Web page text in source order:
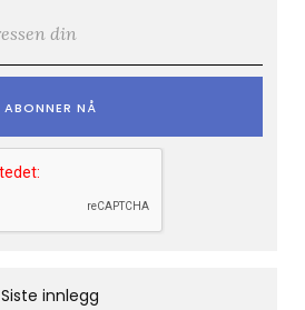
Siste innlegg